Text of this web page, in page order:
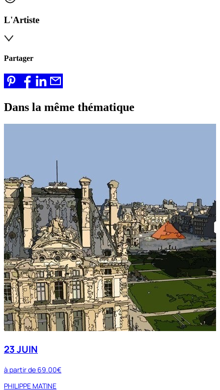
L'Artiste
Partager
Dans la même thématique
23 JUIN
à partir de 69.00€
PHILIPPE MATINE